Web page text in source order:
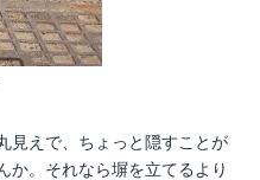
見えで、ちょっと隠すことが
か。それなら塀を立てるより